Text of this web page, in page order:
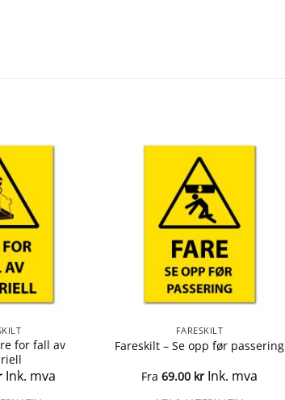
for fall av
Ink. mva
FARESKILT
Fareskilt – Se opp før passering
Fra 69.00 kr Ink. mva